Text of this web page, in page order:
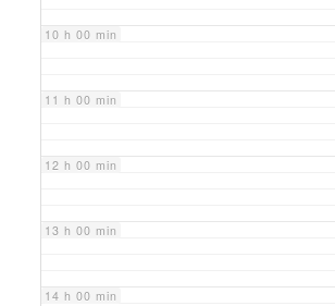
10 h 00 min
11 h 00 min
12 h 00 min
13 h 00 min
14 h 00 min